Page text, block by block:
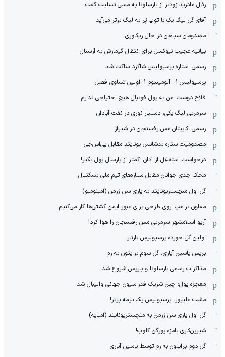
رئال مادرید زودتر از بارسلونا به مسی تسلیت گفت
آقای گل لیگ یک با توپ پُر به لیگ برتر می‌آید
مصدومان سپاهان در حال ریکاوری
بیانیه عجیب نیوکسل برای انتقال گیمارش به آرسنال
رسمی: ستاره پرسپولیس شاگرد ساکت شد
پرسپولیس 1 - آلومینیوم 1: اولین تساوی فصل
فلاح دوست: من به پول فوتبال هیچ احتیاجی ندارم
سرمربی لیگ یکی، دستیار نوری در نفت آبادان
رسمی: کاپیتان مس رفسنجان در شیراز
مصدومیت ستاره بدشانس یونایتد مقابل پی‌اس‌جی
درخواست استقلال از آدان: کمتر از پارسال پول بگیر!
محک جدی ‌جوانان مقابل ستاره‌های تیم ملی بسکتبال
گل اول منچستریونایتد به پاری سن ژرمن (امبئومبو)
معاون ترامپ: روی طرحی برای عبور ایمن کشتی‌ها کار می‌کنیم
آریو اسلامشهر سرمربی مس رفسنجان را هوا کرد!
اولین گل خورده پرسپولیسِ تارتار
بریس یاسین آیاری، گل سوم برایتون به رم
مذاکرات رسمی بارسلونا و پاریس شروع شد
معجزه پول: چین شریک فدراسیون جهانی والیبال شد
مشت علیپور، پرسپولیس یک نیمه برتر!
گل اول پاری سن ژرمن به منچستریونایتد (امبایه)
شیرین‌کاری بامزه یورگن کلوپ!
گل دوم برایتون به رم توسط یاسین آیاری